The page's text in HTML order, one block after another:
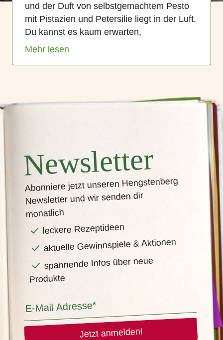
und der Duft von selbstgemachtem Pesto
mit Pistazien und Petersilie liegt in der Luft.
Du kannst es kaum erwarten,
Mehr lesen
Newsletter
Abonniere jetzt unseren Hengstenberg
Newsletter und wir senden dir
monatlich
leckere Rezeptideen
aktuelle Gewinnspiele & Aktionen
spannende Infos über neue
Produkte
Jetzt anmelden!